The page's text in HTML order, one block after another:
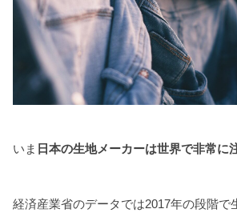
いま 日本の生地メーカーは世界で非常に
経済産業省のデータでは2017年の段階で